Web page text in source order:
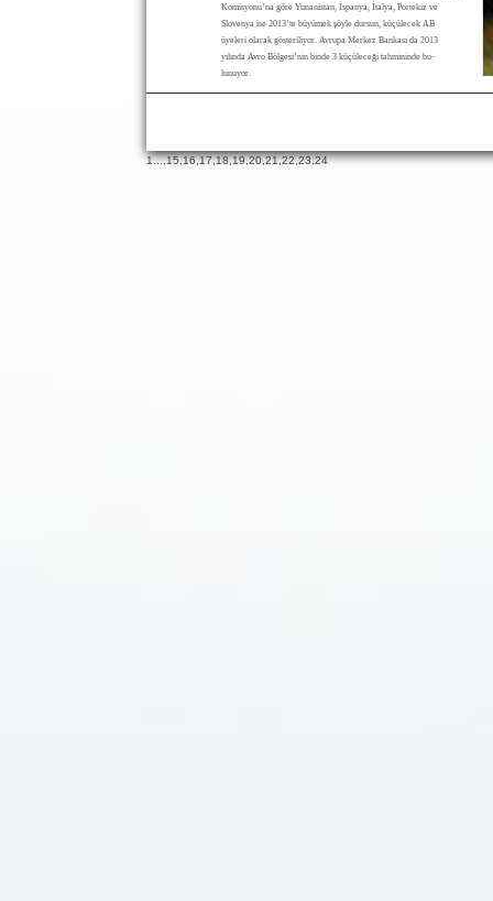
Komisyonu’na göre Yunanistan, İspanya, İtalya, Portekiz ve
Slovenya ise 2013’te büyümek şöyle dursun, küçülecek AB
üyeleri olarak gösteriliyor. Avrupa Merkez Bankası da 2013
yılında Avro Bölgesi’nin binde 3 küçüleceği tahmininde bu-
lunuyor.
1...,15,16,17,18,19,20,21,22,23,24